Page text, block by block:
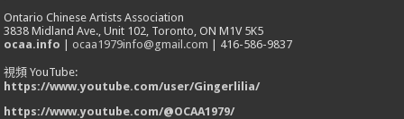
Ontario Chinese Artists Association
3838 Midland Ave., Unit 102, Toronto, ON M1V 5K5
ocaa.info | ocaa1979info@gmail.com | 416-586-9837
視頻 YouTube:
https://www.youtube.com/user/Gingerlilia/
https://www.youtube.com/@OCAA1979/